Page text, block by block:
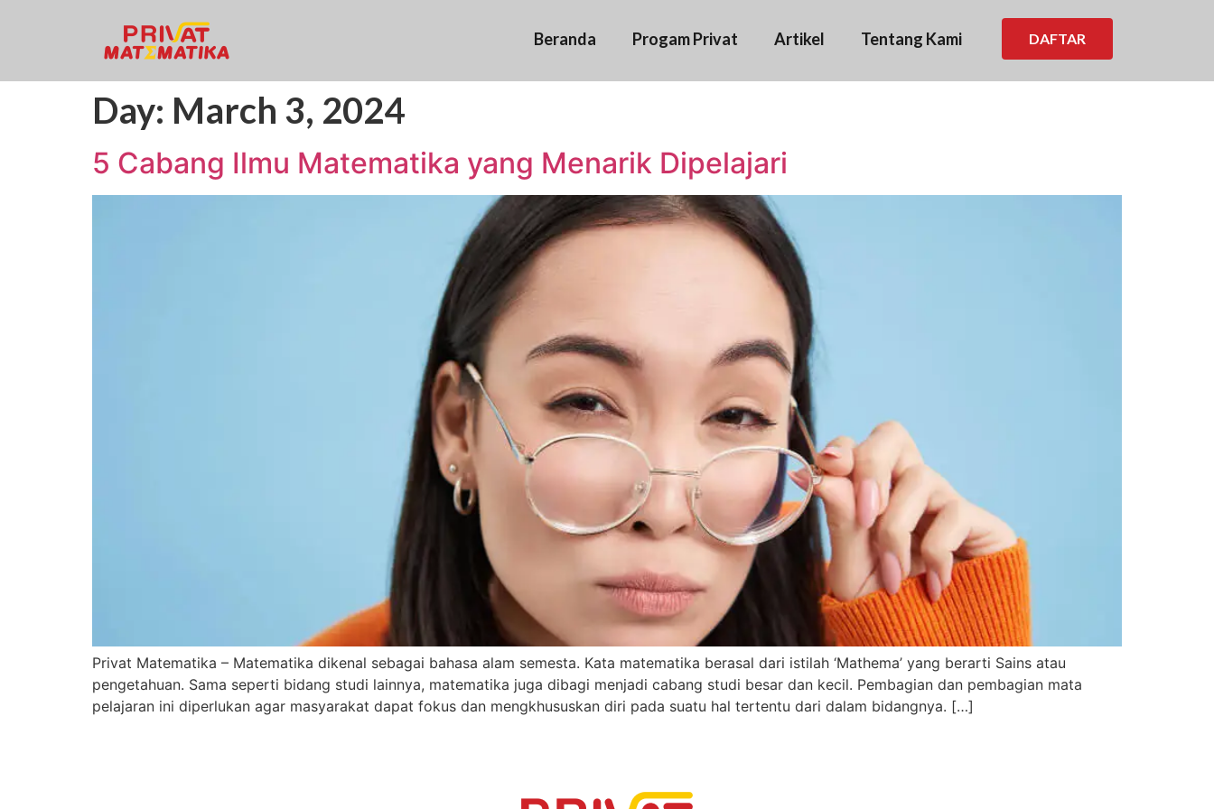
Beranda Progam Privat Artikel Tentang Kami DAFTAR
Day: March 3, 2024
5 Cabang Ilmu Matematika yang Menarik Dipelajari
Privat Matematika – Matematika dikenal sebagai bahasa alam semesta. Kata matematika berasal dari istilah ‘Mathema’ yang berarti Sains atau
pengetahuan. Sama seperti bidang studi lainnya, matematika juga dibagi menjadi cabang studi besar dan kecil. Pembagian dan pembagian mata
pelajaran ini diperlukan agar masyarakat dapat fokus dan mengkhususkan diri pada suatu hal tertentu dari dalam bidangnya. […]